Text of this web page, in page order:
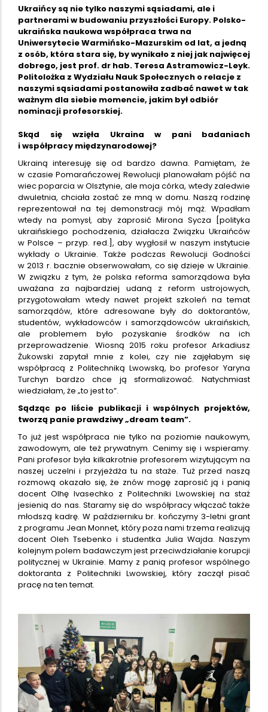
Ukraińcy są nie tylko naszymi sąsiadami, ale i
partnerami w budowaniu przyszłości Europy. Polsko-
ukraińska naukowa współpraca trwa na
Uniwersytecie Warmińsko-Mazurskim od lat, a jedną
z osób, która stara się, by wynikało z niej jak najwięcej
dobrego, jest prof. dr hab. Teresa Astramowicz-Leyk.
Politolożka z Wydziału Nauk Społecznych o relacje z
naszymi sąsiadami postanowiła zadbać nawet w tak
ważnym dla siebie momencie, jakim był odbiór
nominacji profesorskiej.
Skąd się wzięła Ukraina w pani badaniach
i współpracy międzynarodowej?
Ukrainą interesuję się od bardzo dawna. Pamiętam, że
w czasie Pomarańczowej Rewolucji planowałam pójść na
wiec poparcia w Olsztynie, ale moja córka, wtedy zaledwie
dwuletnia, chciała zostać ze mną w domu. Naszą rodzinę
reprezentował na tej demonstracji mój mąż. Wpadłam
wtedy na pomysł, aby zaprosić Mirona Sycza [polityka
ukraińskiego pochodzenia, działacza Związku Ukraińców
w Polsce – przyp. red.], aby wygłosił w naszym instytucie
wykłady o Ukrainie. Także podczas Rewolucji Godności
w 2013 r. bacznie obserwowałam, co się dzieje w Ukrainie.
W związku z tym, że polska reforma samorządowa była
uważana za najbardziej udaną z reform ustrojowych,
przygotowałam wtedy nawet projekt szkoleń na temat
samorządów, które adresowane były do doktorantów,
studentów, wykładowców i samorządowców ukraińskich,
ale problemem było pozyskanie środków na ich
przeprowadzenie. Wiosną 2015 roku profesor Arkadiusz
Żukowski zapytał mnie z kolei, czy nie zajęłabym się
współpracą z Politechniką Lwowską, bo profesor Yaryna
Turchyn bardzo chce ją sformalizować. Natychmiast
wiedziałam, że „to jest to”.
Sądząc po liście publikacji i wspólnych projektów,
tworzą panie prawdziwy „dream team”.
To już jest współpraca nie tylko na poziomie naukowym,
zawodowym, ale też prywatnym. Cenimy się i wspieramy.
Pani profesor była kilkakrotnie profesorem wizytującym na
naszej uczelni i przyjeżdża tu na staże. Tuż przed naszą
rozmową okazało się, że znów mogę zaprosić ją i panią
docent Olhę Ivasechko z Politechniki Lwowskiej na staż
jesienią do nas. Staramy się do współpracy włączać także
młodszą kadrę. W październiku br. kończymy 3-letni grant
z programu Jean Monnet, który poza nami trzema realizują
docent Oleh Tsebenko i studentka Julia Wajda. Naszym
kolejnym polem badawczym jest przeciwdziałanie korupcji
politycznej w Ukrainie. Mamy z panią profesor wspólnego
doktoranta z Politechniki Lwowskiej, który zaczął pisać
pracę na ten temat.